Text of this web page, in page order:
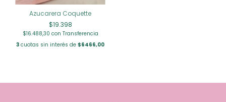
Azucarera Coquette
$19.398
$16.488,30 con Transferencia
3 cuotas sin interés de $6466,00